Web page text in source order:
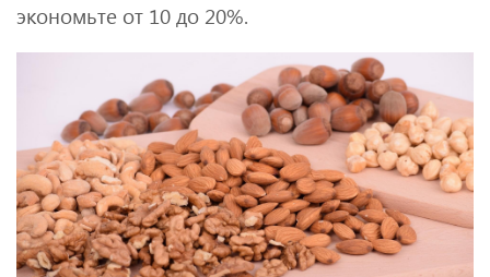
экономьте от 10 до 20%.